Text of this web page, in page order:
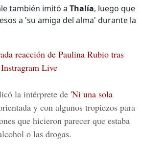
también imitó a Thalía, luego que
a 'su amiga del alma' durante la
reacción de Paulina Rubio tras
Live
la intérprete de 'Ni una sola
y con algunos tropiezos para
que hicieron parecer que estaba
o las drogas.